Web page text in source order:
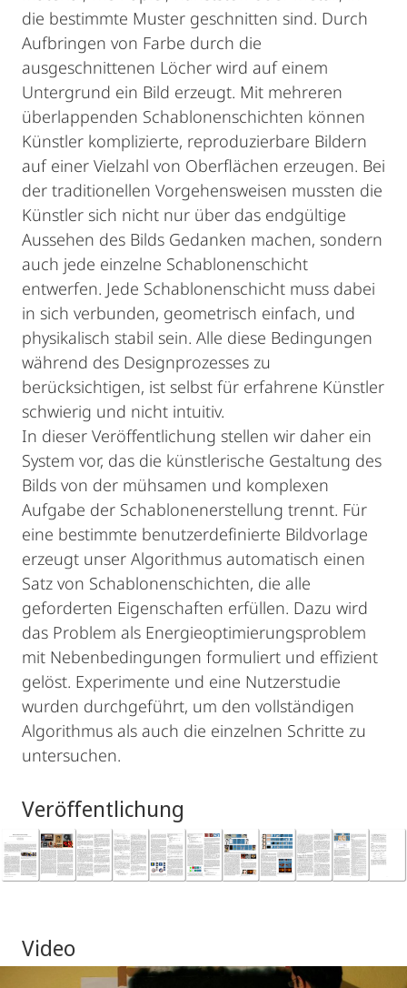
die bestimmte Muster geschnitten sind. Durch
Aufbringen von Farbe durch die
ausgeschnittenen Löcher wird auf einem
Untergrund ein Bild erzeugt. Mit mehreren
überlappenden Schablonenschichten können
Künstler komplizierte, reproduzierbare Bildern
auf einer Vielzahl von Oberflächen erzeugen. Bei
der traditionellen Vorgehensweisen mussten die
Künstler sich nicht nur über das endgültige
Aussehen des Bilds Gedanken machen, sondern
auch jede einzelne Schablonenschicht
entwerfen. Jede Schablonenschicht muss dabei
in sich verbunden, geometrisch einfach, und
physikalisch stabil sein. Alle diese Bedingungen
während des Designprozesses zu
berücksichtigen, ist selbst für erfahrene Künstler
schwierig und nicht intuitiv.
In dieser Veröffentlichung stellen wir daher ein
System vor, das die künstlerische Gestaltung des
Bilds von der mühsamen und komplexen
Aufgabe der Schablonenerstellung trennt. Für
eine bestimmte benutzerdefinierte Bildvorlage
erzeugt unser Algorithmus automatisch einen
Satz von Schablonenschichten, die alle
geforderten Eigenschaften erfüllen. Dazu wird
das Problem als Energieoptimierungsproblem
mit Nebenbedingungen formuliert und effizient
gelöst. Experimente und eine Nutzerstudie
wurden durchgeführt, um den vollständigen
Algorithmus als auch die einzelnen Schritte zu
untersuchen.
Veröffentlichung
Video